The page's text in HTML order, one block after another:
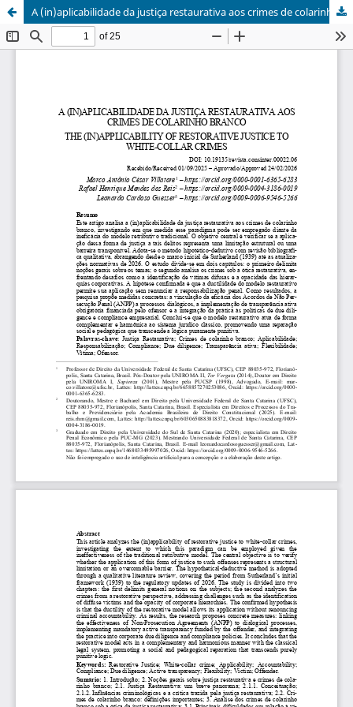
A (in)aplicabilidade da justiça restaurativa aos crimes de colarinho branco